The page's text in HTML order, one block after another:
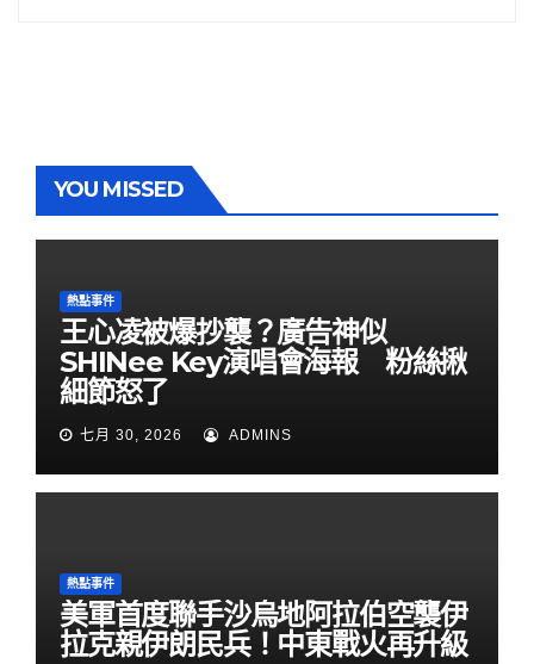
YOU MISSED
熱點事件
王心凌被爆抄襲？廣告神似
SHINee Key演唱會海報 粉絲揪
細節怒了
七月 30, 2026 ADMINS
熱點事件
美軍首度聯手沙烏地阿拉伯空襲伊
拉克親伊朗民兵！中東戰火再升級